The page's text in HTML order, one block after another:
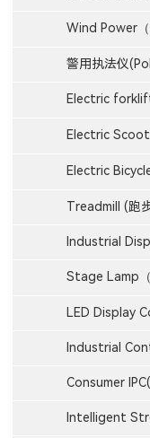
Wind Power（
警用执法仪
Electric
Electric
Electric
Treadmill (跑
Industrial
Stage Lamp（
LED Display
Industrial
Consumer
Intelligent